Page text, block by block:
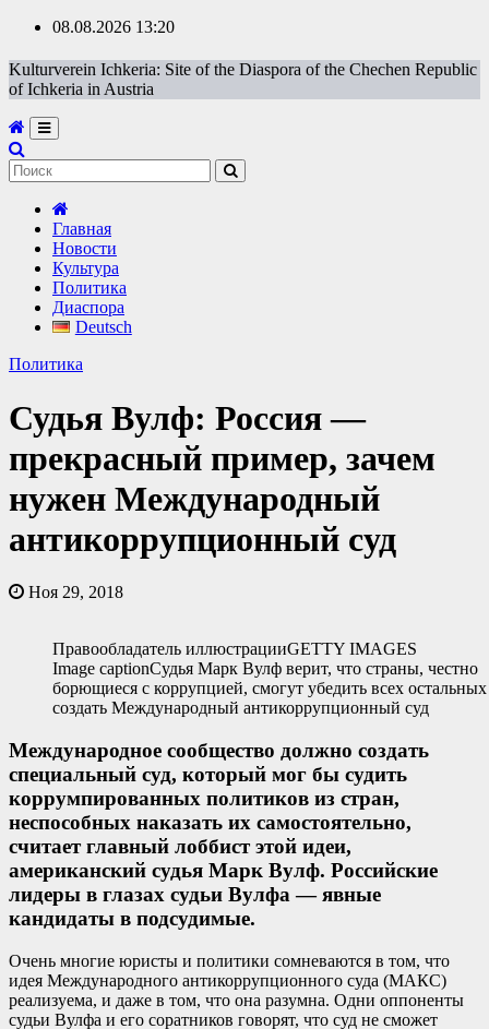
Перейти
содержимому
08.08.2026 13:20
Kulturverein Ichkeria: Site of the Diaspora of the Chechen Republic
of Ichkeria in Austria
Главная
Новости
Культура
Политика
Диаспора
Deutsch
Политика
Судья Вулф: Россия —
прекрасный пример, зачем
нужен Международный
антикоррупционный суд
Ноя 29, 2018
Правообладатель иллюстрацииGETTY IMAGES
Image captionСудья Марк Вулф верит, что страны, честно
борющиеся с коррупцией, смогут убедить всех остальных
создать Международный антикоррупционный суд
Международное сообщество должно создать
специальный суд, который мог бы судить
коррумпированных политиков из стран,
неспособных наказать их самостоятельно,
считает главный лоббист этой идеи,
американский судья Марк Вулф. Российские
лидеры в глазах судьи Вулфа — явные
кандидаты в подсудимые.
Очень многие юристы и политики сомневаются в том, что
идея Международного антикоррупционного суда (МАКС)
реализуема, и даже в том, что она разумна. Одни оппоненты
судьи Вулфа и его соратников говорят, что суд не сможет